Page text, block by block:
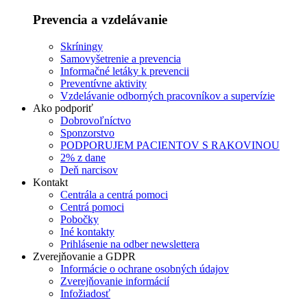
Prevencia a vzdelávanie
Skríningy
Samovyšetrenie a prevencia
Informačné letáky k prevencii
Preventívne aktivity
Vzdelávanie odborných pracovníkov a supervízie
Ako podporiť
Dobrovoľníctvo
Sponzorstvo
PODPORUJEM PACIENTOV S RAKOVINOU
2% z dane
Deň narcisov
Kontakt
Centrála a centrá pomoci
Centrá pomoci
Pobočky
Iné kontakty
Prihlásenie na odber newslettera
Zverejňovanie a GDPR
Informácie o ochrane osobných údajov
Zverejňovanie informácií
Infožiadosť